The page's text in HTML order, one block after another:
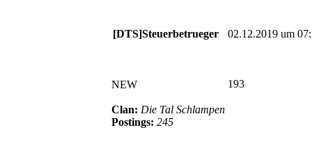
[DTS]Steuerbetrueger 02.12.2019 um
NEW
Clan: Die Tal Schlampen
Postings: 245
193